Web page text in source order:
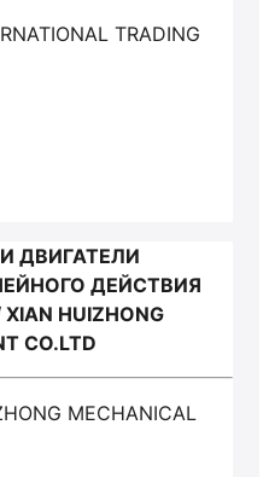
TRADING
ДВИГАТЕЛИ
ДЕЙСТВИЯ
HUIZHONG
CO.LTD
MECHANICAL